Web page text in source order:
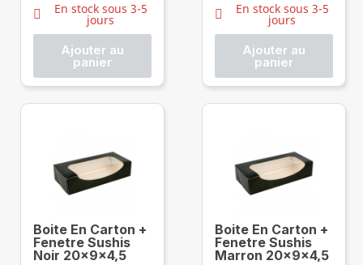
En stock sous 3-5
jours
Ajouter au
panier
En stock sous 3-5
jours
Ajouter au
panier
Boite En Carton +
Fenetre Sushis
Noir 20x9x4,5
Boite En Carton +
Fenetre Sushis
Marron 20x9x4,5